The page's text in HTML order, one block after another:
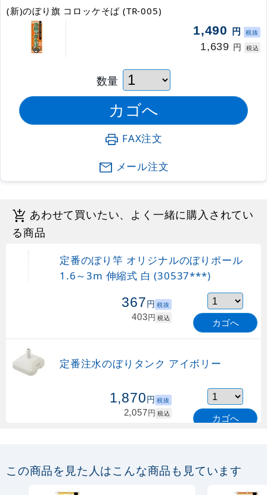
(新)のぼり旗 コロッケそば (TR-005)
1,490 円 税抜
1,639 円 税込
数量
FAX注文
メール注文
あわせて買いたい、よく一緒に購入されてい
る商品
定番のぼり竿 オリジナルのぼりポール
1.6～3m 伸縮式 白 (30537***)
367円 税抜
403円 税込 カゴへ
定番注水のぼりタンク アイボリー
1,870円 税抜
2,057円 税込 カゴへ
1.6～3m 伸縮式 緑 (30537GRN)
この商品を見た人はこんな商品も見ています